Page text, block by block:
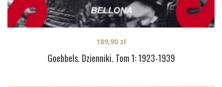
Goebbels. Dzienniki. Tom 1: 1923-1939
189,90 zł